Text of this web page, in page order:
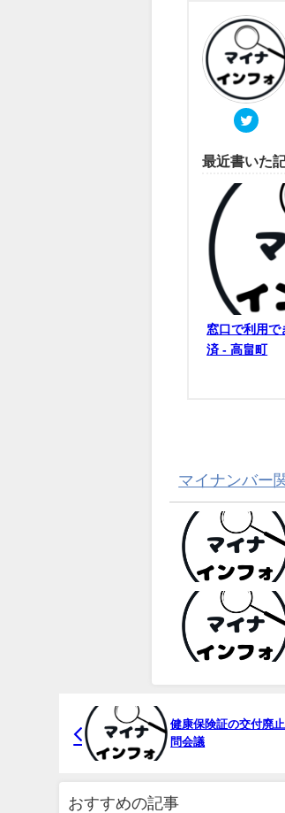
最近書いた
窓口で利用で
済 - 高畠町
マイナンバー
健康保険証の交付廃
問会議
おすすめの記事